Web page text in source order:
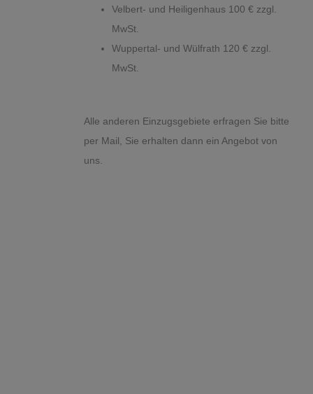
Velbert- und Heiligenhaus 100 € zzgl.
MwSt.
Wuppertal- und Wülfrath 120 € zzgl.
MwSt.
Alle anderen Einzugsgebiete erfragen Sie bitte
per Mail, Sie erhalten dann ein Angebot von
uns.